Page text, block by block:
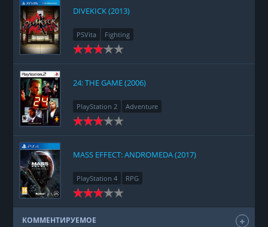
DIVEKICK (2013)
PSVita Fighting
24: THE GAME (2006)
PlayStation 2 Adventure
MASS EFFECT: ANDROMEDA (2017)
PlayStation 4 RPG
КОММЕНТИРУЕМОЕ